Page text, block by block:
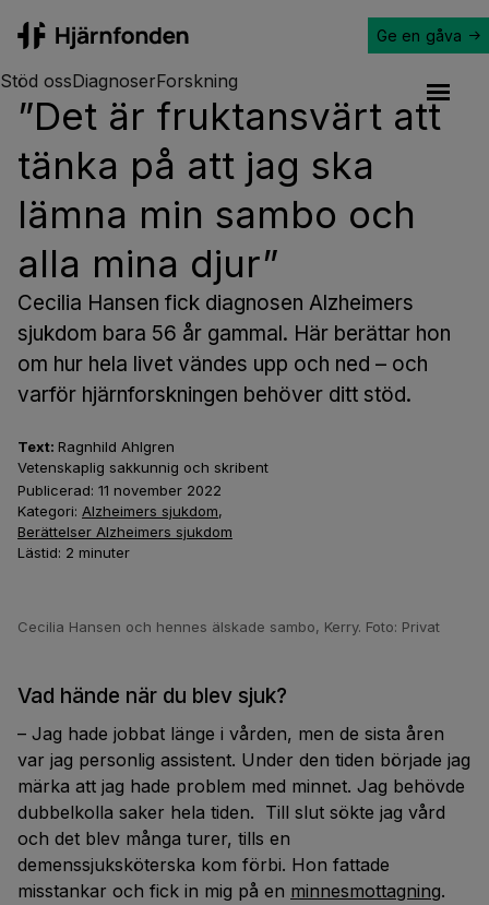
Ge en gåva
Open
Stöd ossDiagnoserForskning
Text: Ragnhild Ahlgren
Vetenskaplig sakkunnig och skribent
Publicerad: 11 november 2022
Kategori: Alzheimers sjukdom,
Berättelser Alzheimers sjukdom
Lästid: 2 minuter
”Det är fruktansvärt att
tänka på att jag ska
lämna min sambo och
alla mina djur”
Cecilia Hansen fick diagnosen Alzheimers
sjukdom bara 56 år gammal. Här berättar hon
om hur hela livet vändes upp och ned – och
varför hjärnforskningen behöver ditt stöd.
Cecilia Hansen och hennes älskade sambo, Kerry. Foto: Privat
Vad hände när du blev sjuk?
– Jag hade jobbat länge i vården, men de sista åren
var jag personlig assistent. Under den tiden började jag
märka att jag hade problem med minnet. Jag behövde
dubbelkolla saker hela tiden. Till slut sökte jag vård
och det blev många turer, tills en
demenssjuksköterska kom förbi. Hon fattade
misstankar och fick in mig på en minnesmottagning.